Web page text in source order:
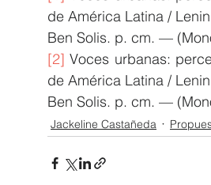
de América Latina /
Ben Solis. p. cm. —
[2] Voces urbanas:
de América Latina /
Ben Solis. p. cm. —
Jackeline Castañeda